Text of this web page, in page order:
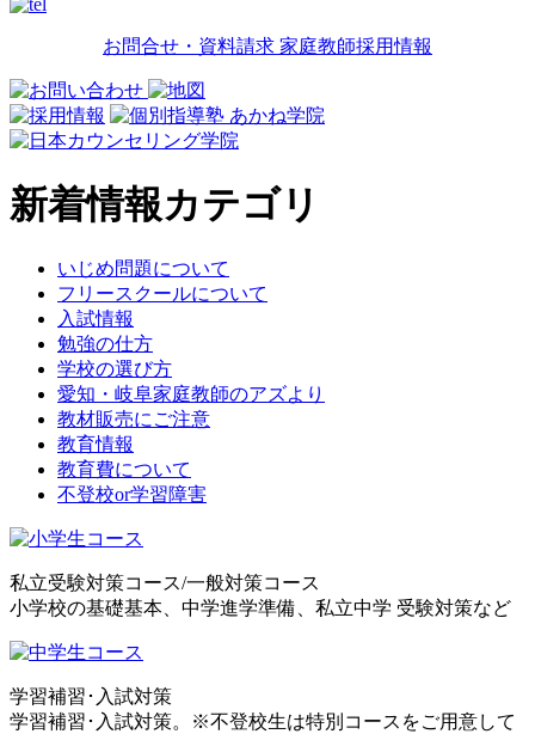
お問合せ・資料請求 家庭教師採用情報
新着情報カテゴリ
いじめ問題について
フリースクールについて
入試情報
勉強の仕方
学校の選び方
愛知・岐阜家庭教師のアズより
教材販売にご注意
教育情報
教育費について
不登校or学習障害
私立受験対策コース/一般対策コース
小学校の基礎基本、中学進学準備、私立中学 受験対策など
学習補習･入試対策
学習補習･入試対策。※不登校生は特別コースをご用意して